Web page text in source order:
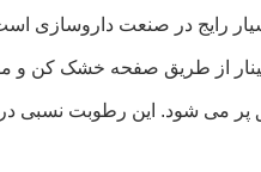
رایج در صنعت داروسازی
از طریق صفحه خشک کن و
پر می شود. این رطوبت نسبی